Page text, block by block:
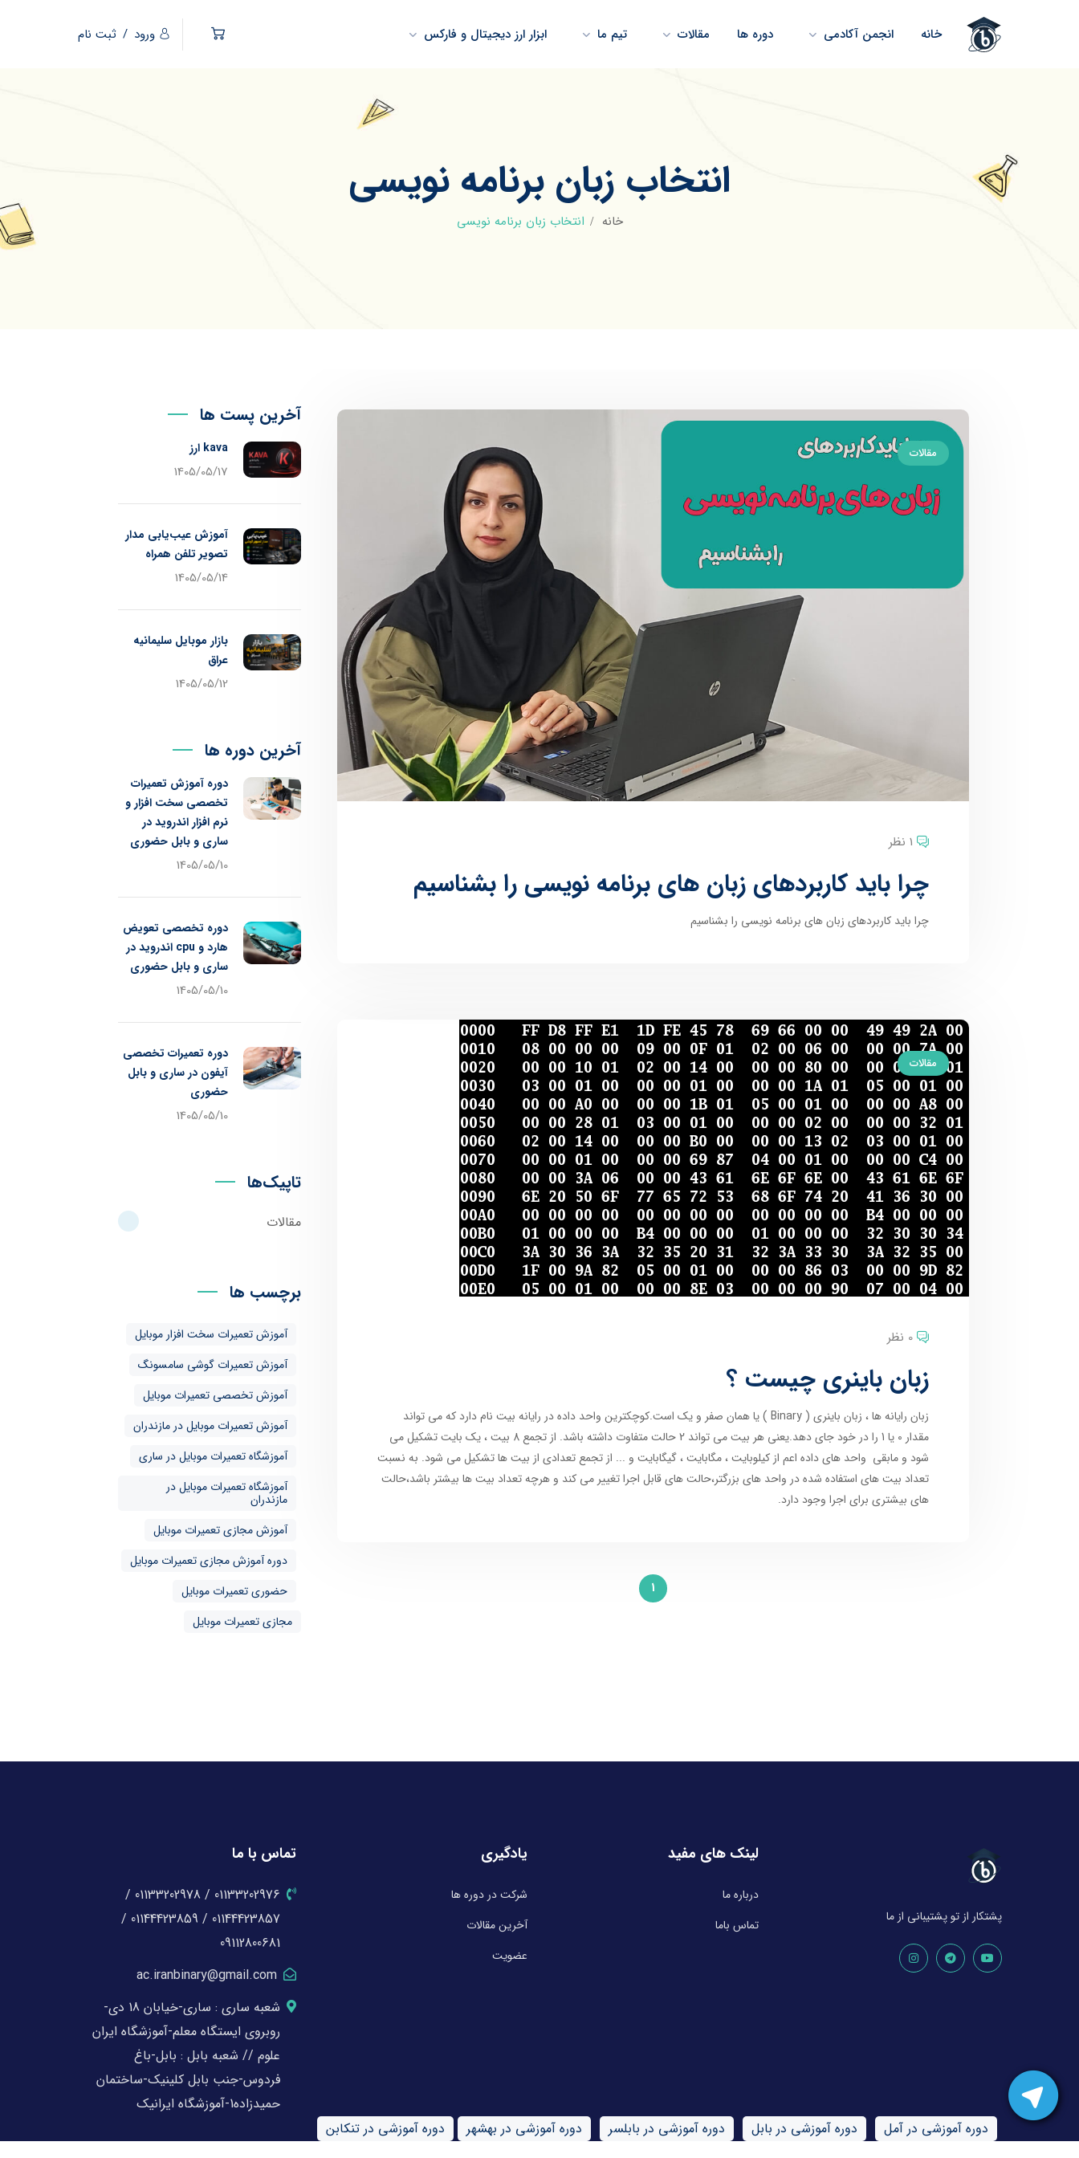
خانه انجمن آکادمی دوره ها مقالات تیم ما ابزار ارز دیجیتال و فارکس ورود / ثبت نام
انتخاب زبان برنامه نویسی
خانه انتخاب زبان برنامه نویسی
مقالات
1 نظر
چرا باید کاربردهای زبان های برنامه نویسی را بشناسیم
چرا باید کاربردهای زبان های برنامه نویسی را بشناسیم
مقالات
0 نظر
زبان باینری چیست ؟
زبان رایانه ها ، زبان باینری ( Binary ) یا همان صفر و یک است.کوچکترین واحد داده در رایانه بیت نام دارد که می تواند
مقدار 0 یا 1 را در خود جای دهد.یعنی هر بیت می تواند 2 حالت متفاوت داشته باشد. از تجمع 8 بیت ، یک بایت تشکیل می
شود و مابقی واحد های داده اعم از کیلوبایت ، مگابایت ، گیگابایت و ... از تجمع تعدادی از بیت ها تشکیل می شود. به نسبت
تعداد بیت های استفاده شده در واحد های بزرگتر،حالت های قابل اجرا تغییر می کند و هرچه تعداد بیت ها بیشتر باشد،حالت
های بیشتری برای اجرا وجود دارد.
1
آخرین پست ها
kava ارز
1405/05/17
آموزش عیب‌یابی مدار
تصویر تلفن همراه
1405/05/14
بازار موبایل سلیمانیه
عراق
1405/05/12
آخرین دوره ها
دوره آموزش تعمیرات
تخصصی سخت افزار و
نرم افزار اندروید در
ساری و بابل حضوری
1405/05/10
دوره تخصصی تعویض
هارد و cpu اندروید در
ساری و بابل حضوری
1405/05/10
دوره تعمیرات تخصصی
آیفون در ساری و بابل
حضوری
1405/05/10
تاپیک‌ها
مقالات
برچسب ها
آموزش تعمیرات سخت افزار موبایل
آموزش تعمیرات گوشی سامسونگ
آموزش تخصصی تعمیرات موبایل
آموزش تعمیرات موبایل در مازندران
آموزشگاه تعمیرات موبایل در ساری
آموزشگاه تعمیرات موبایل در
مازندران
آموزش مجازی تعمیرات موبایل
دوره آموزش مجازی تعمیرات موبایل
حضوری تعمیرات موبایل
مجازی تعمیرات موبایل
پشتکار از تو پشتیبانی از ما
لینک های مفید
درباره ما
تماس باما
یادگیری
شرکت در دوره ها
آخرین مقالات
عضویت
تماس با ما
01133202976 / 01133202978 /
01144423857 / 01144423859 /
09112800681
ac.iranbinary@gmail.com
شعبه ساری : ساری-خیابان 18 دی-
روبروی ایستگاه معلم-آموزشگاه ایران
علوم // شعبه بابل : بابل-باغ
فردوس-جنب بابل کلینیک-ساختمان
حمیدزاده1-آموزشگاه ایرانیک
دوره آموزشی در آمل
دوره آموزشی در بابل دوره آموزشی در بابلسر دوره آموزشی در بهشهر دوره آموزشی در تنکابن